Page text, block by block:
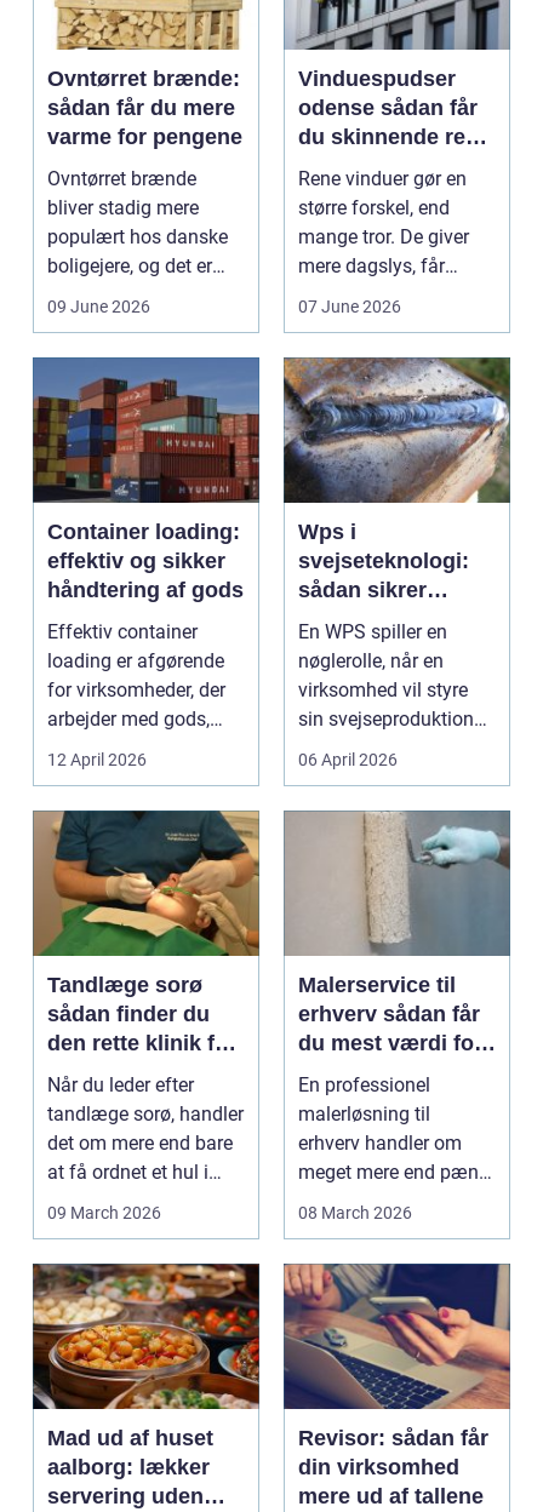
Ovntørret brænde:
sådan får du mere
varme for pengene
Ovntørret brænde
bliver stadig mere
populært hos danske
boligejere, og det er
ikke uden grund. Når
09 June 2026
Vinduespudser
odense sådan får
du skinnende rene
ruder året rundt
Rene vinduer gør en
større forskel, end
mange tror. De giver
mere dagslys, får
boligen eller virksom...
07 June 2026
Container loading:
effektiv og sikker
håndtering af gods
Effektiv container
loading er afgørende
for virksomheder, der
arbejder med gods,
skrot eller ...
12 April 2026
Wps i
svejseteknologi:
sådan sikrer
virksomheder
kvalitet og
sporbarhed
En WPS spiller en
nøglerolle, når en
virksomhed vil styre
sin svejseproduktion
sikkert, ensartet og ...
06 April 2026
Tandlæge sorø
sådan finder du
den rette klinik for
dig
Når du leder efter
tandlæge sorø, handler
det om mere end bare
at få ordnet et hul i
tanden. For man...
09 March 2026
Malerservice til
erhverv sådan får
du mest værdi for
pengene
En professionel
malerløsning til
erhverv handler om
meget mere end pæne
vægge. Malerarbejde
08 March 2026
Mad ud af huset
aalborg: lækker
servering uden
Revisor: sådan får
din virksomhed
mere ud af tallene